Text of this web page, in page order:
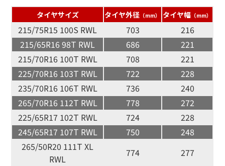
タイヤサイズ タイヤ外径 （mm） タイヤ幅 （mm）
215/75R15 100S RWL 703
216
215/65R16 98T RWL
686
221
215/70R16 100T RWL
708
221
225/70R16 103T RWL
722
228
235/70R16 106T RWL
736
240
265/70R16 112T RWL
778
272
225/65R17 102T RWL
724
228
245/65R17 107T RWL
750
248
265/50R20 111T XL
RWL
774
277